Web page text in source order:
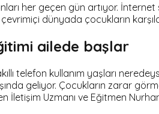
her geçen gün artıyor.
dünyada çocukların
ailede başlar
telefon kullanım yaşları
geliyor. Çocukların zarar
İletişim Uzmanı ve Eğitmen